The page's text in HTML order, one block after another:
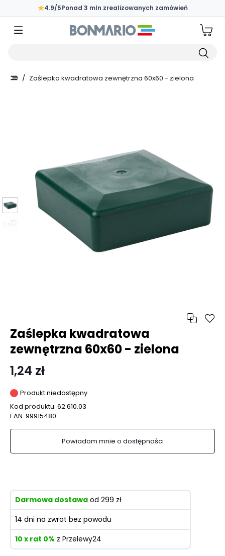
Przejdź do głównej zawartości strony
★4.9/5Ponad 3 mln zrealizowanych zamówień
/ Zaślepka kwadratowa zewnętrzna 60x60 - zielona
Zaślepka kwadratowa
zewnętrzna 60x60 - zielona
1,24 zł
Produkt niedostępny
Kod produktu: 62.610.03
EAN: 99915480
Powiadom mnie o dostępności
Darmowa dostawa od 299 zł
14 dni na zwrot bez powodu
10 x rat 0% z Przelewy24